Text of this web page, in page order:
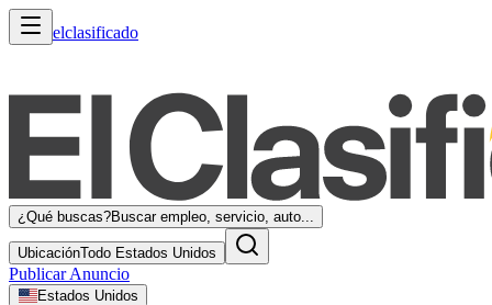
elclasificado
¿Qué buscas?Buscar empleo, servicio, auto...
UbicaciónTodo Estados Unidos
Publicar Anuncio
Estados Unidos